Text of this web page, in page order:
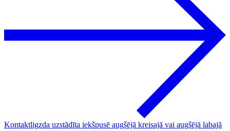
Kontaktligzda uzstādīta iekšpusē augšējā kreisajā vai augšējā labajā